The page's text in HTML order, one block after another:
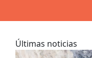
Últimas noticias